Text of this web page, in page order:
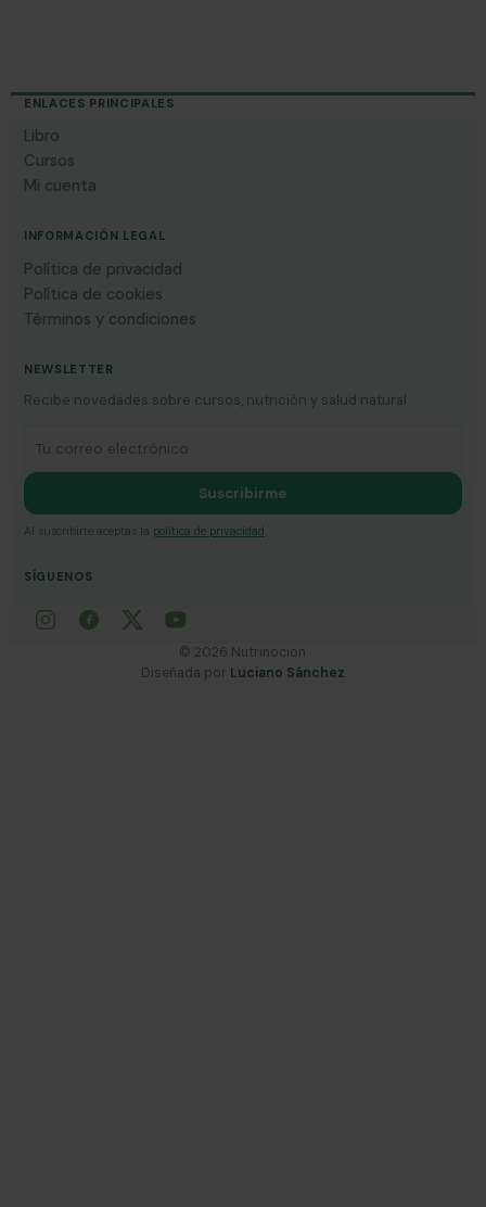
ENLACES PRINCIPALES
Libro
Cursos
Mi cuenta
INFORMACIÓN LEGAL
Política de privacidad
Política de cookies
Términos y condiciones
NEWSLETTER
Recibe novedades sobre cursos, nutrición y salud natural.
Suscribirme
Al suscribirte aceptas la política de privacidad
SÍGUENOS
© 2026 Nutrinocion
Diseñada por Luciano Sánchez